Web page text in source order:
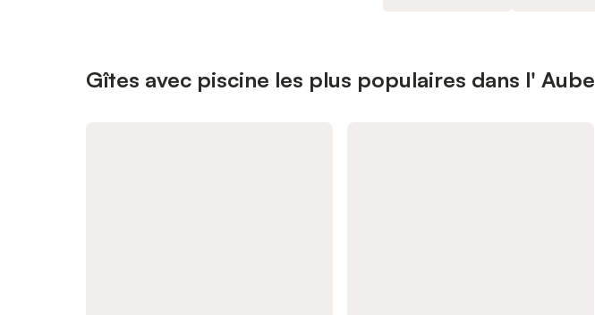
Gîtes avec piscine les plus populaires dans l' Aube